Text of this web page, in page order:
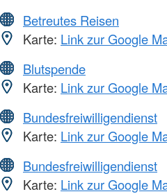
Betreutes Reisen
Karte: Link zur Google
Blutspende
Karte: Link zur Google
Bundesfreiwilligendienst
Karte: Link zur Google
Bundesfreiwilligendienst
Karte: Link zur Google